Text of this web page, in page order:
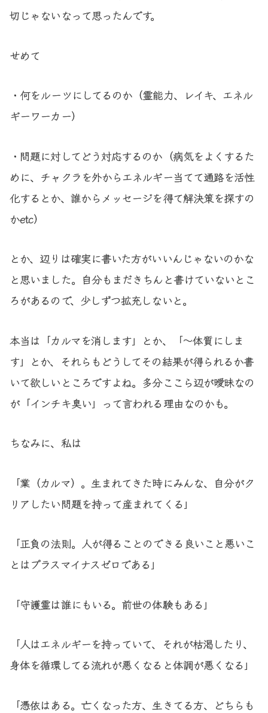
切じゃないなって思ったんです。
せめて
・何をルーツにしてるのか（霊能力、レイキ、エネル
ギーワーカー）
・問題に対してどう対応するのか（病気をよくするた
めに、チャクラを外からエネルギー当てて通路を活性
化するとか、誰からメッセージを得て解決策を探すの
かetc）
とか、辺りは確実に書いた方がいいんじゃないのかな
と思いました。自分もまだきちんと書けていないとこ
ろがあるので、少しずつ拡充しないと。
本当は「カルマを消します」とか、「〜体質にしま
す」とか、それらもどうしてその結果が得られるか書
いて欲しいところですよね。多分ここら辺が曖昧なの
が「インチキ臭い」って言われる理由なのかも。
ちなみに、私は
「業（カルマ）。生まれてきた時にみんな、自分がク
リアしたい問題を持って産まれてくる」
「正負の法則。人が得ることのできる良いこと悪いこ
とはプラスマイナスゼロである」
「守護霊は誰にもいる。前世の体験もある」
「人はエネルギーを持っていて、それが枯渇したり、
身体を循環してる流れが悪くなると体調が悪くなる」
「憑依はある。亡くなった方、生きてる方、どちらも